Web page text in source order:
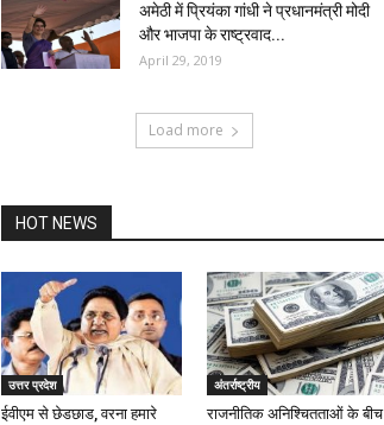
अमेठी में प्रियंका गांधी ने प्रधानमंत्री मोदी
और भाजपा के राष्ट्रवाद...
April 29, 2019
Load more
HOT NEWS
उत्तर प्रदेश
ईवीएम से छेडछाड, वरना हमारे
अंतर्राष्ट्रीय
राजनीतिक अनिश्चितताओं के बीच